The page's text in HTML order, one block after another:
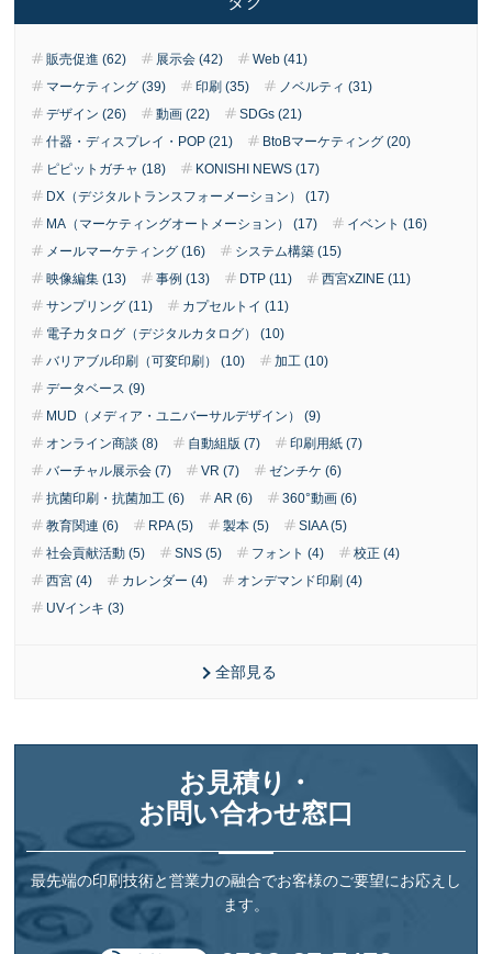
販売促進 (62) 展示会 (42)
Web (41)
マーケティング (39)
印刷 (35)
ノベルティ (31)
デザイン (26)
動画 (22)
SDGs (21)
什器・ディスプレイ・POP (21)
BtoBマーケティング (20)
ピピットガチャ (18)
KONISHI NEWS (17)
DX（デジタルトランスフォーメーション） (17)
MA（マーケティングオートメーション） (17)
イベント (16)
メールマーケティング (16)
システム構築 (15)
映像編集 (13)
事例 (13) DTP (11)
西宮xZINE (11)
サンプリング (11)
カプセルトイ (11)
電子カタログ（デジタルカタログ） (10)
バリアブル印刷（可変印刷） (10)
加工 (10)
データベース (9)
MUD（メディア・ユニバーサルデザイン） (9)
オンライン商談 (8)
自動組版 (7)
印刷用紙 (7)
バーチャル展示会 (7)
VR (7)
ゼンチケ (6)
抗菌印刷・抗菌加工 (6)
AR (6)
360°動画 (6)
教育関連 (6)
RPA (5) 製本 (5)
SIAA (5)
社会貢献活動 (5)
SNS (5) フォント (4)
校正 (4)
西宮 (4)
カレンダー (4)
オンデマンド印刷 (4)
UVインキ (3)
全部見る
お見積り・
お問い合わせ窓口
最先端の印刷技術と営業力の融合でお客様のご要望にお応えし
ます。